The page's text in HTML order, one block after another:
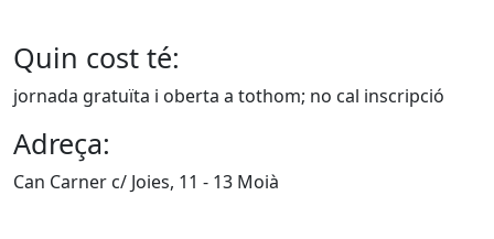
Quin cost té:
jornada gratuïta i oberta a tothom; no cal inscripció
Adreça:
Can Carner c/ Joies, 11 - 13 Moià